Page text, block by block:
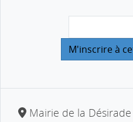
Mairie de la Désirade